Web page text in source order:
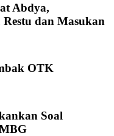
Abdya,
dan Masukan
OTK
Soal